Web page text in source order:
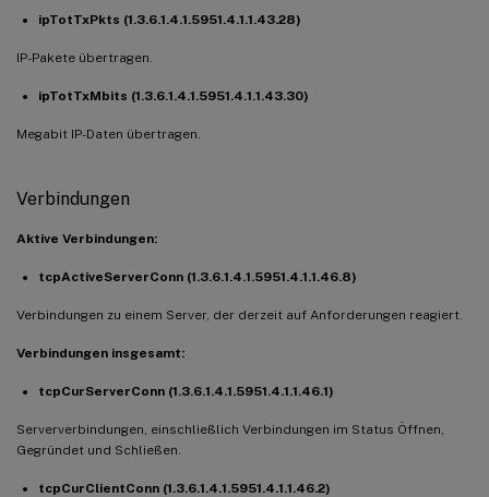
ipTotTxPkts (1.3.6.1.4.1.5951.4.1.1.43.28)
IP-Pakete übertragen.
ipTotTxMbits (1.3.6.1.4.1.5951.4.1.1.43.30)
Megabit IP-Daten übertragen.
Verbindungen
Aktive Verbindungen:
tcpActiveServerConn (1.3.6.1.4.1.5951.4.1.1.46.8)
Verbindungen zu einem Server, der derzeit auf Anforderungen reagiert.
Verbindungen insgesamt:
tcpCurServerConn (1.3.6.1.4.1.5951.4.1.1.46.1)
Serververbindungen, einschließlich Verbindungen im Status Öffnen,
Gegründet und Schließen.
tcpCurClientConn (1.3.6.1.4.1.5951.4.1.1.46.2)